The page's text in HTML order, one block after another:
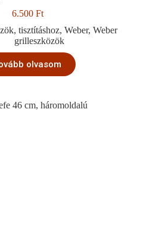
6.500 Ft
,tisztításhoz,Weber,Weber
grilleszközök
olvasom